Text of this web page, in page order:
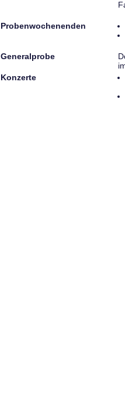
Probenwochenenden
Generalprobe
Konzerte